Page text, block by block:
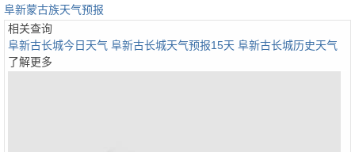
阜新蒙古族天气预报
相关查询
阜新古长城今日天气 阜新古长城天气预报15天 阜新古长城历史天气
了解更多